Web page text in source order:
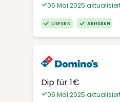
05 Mai 2025
LIEFERN ABHEBEN
Dip für 1€
06 Mai 2025